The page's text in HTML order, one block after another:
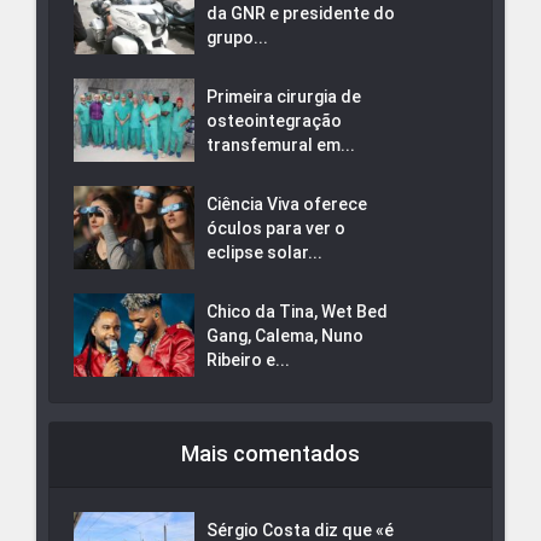
da GNR e presidente do
grupo...
Primeira cirurgia de
osteointegração
transfemural em...
Ciência Viva oferece
óculos para ver o
eclipse solar...
Chico da Tina, Wet Bed
Gang, Calema, Nuno
Ribeiro e...
Mais comentados
Sérgio Costa diz que «é